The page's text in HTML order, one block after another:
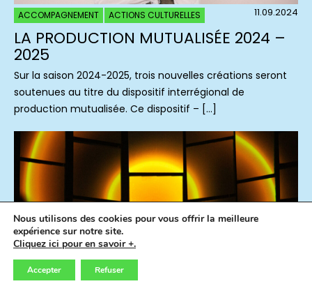
ACCOMPAGNEMENT ACTIONS CULTURELLES 11.09.2024
LA PRODUCTION MUTUALISÉE 2024 –
2025
Sur la saison 2024-2025, trois nouvelles créations seront
soutenues au titre du dispositif interrégional de
production mutualisée. Ce dispositif – […]
Nous utilisons des cookies pour vous offrir la meilleure
expérience sur notre site.
Cliquez ici pour en savoir +.
Accepter Refuser